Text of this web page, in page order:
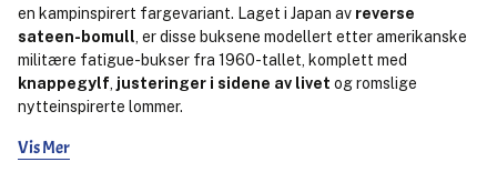
en kampinspirert fargevariant. Laget i Japan av reverse
sateen-bomull , er disse buksene modellert etter amerikanske
militære fatigue-bukser fra 1960-tallet, komplett med
knappegylf justeringer i sidene av livet og romslige
nytteinspirerte lommer.
Det som skiller seg ut er
Vis Mer